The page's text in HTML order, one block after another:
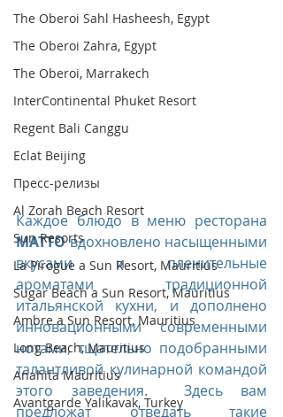
The Oberoi Sahl Hasheesh, Egypt
The Oberoi Zahra, Egypt
The Oberoi, Marrakech
InterContinental Phuket Resort
Regent Bali Canggu
Eclat Beijing
Пресс-релизы
Al Zorah Beach Resort
Sun Resorts
La Pirogue a Sun Resort, Mauritius
Sugar Beach a Sun Resort, Mauritius
Ambre a Sun Resort, Mauritius
Long Beach, Mauritius
Anahita Mauritius
Avantgarde Yalıkavak, Turkey
MATTO вдохновлено насыщенными
вкусами и пленительные
ароматами традиционной
итальянской кухни, и дополнено
инновационными современными
нотами, тщательно подобранными
талантливой кулинарной командой
этого заведения.  Здесь вам
предложат отведать такие